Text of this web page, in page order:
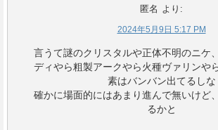
匿名 より:
2024年5月9日 5:17 PM
言うて謎のクリスタルや正体不明のニケ
ディやら粗製アークやら火種ヴァリンや
素はバンバン出てるしな
確かに場面的にはあまり進んで無いけど
るかと